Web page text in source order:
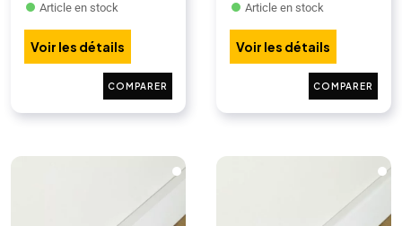
Article en stock
Voir les détails
COMPARER
Article en stock
Voir les détails
COMPARER